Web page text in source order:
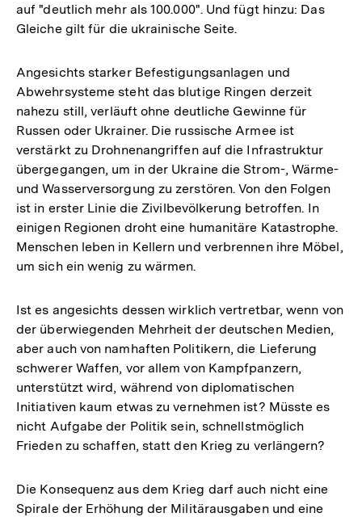
auf "deutlich mehr als 100.000". Und fügt hinzu: Das
Gleiche gilt für die ukrainische Seite.
Angesichts starker Befestigungsanlagen und
Abwehrsysteme steht das blutige Ringen derzeit
nahezu still, verläuft ohne deutliche Gewinne für
Russen oder Ukrainer. Die russische Armee ist
verstärkt zu Drohnenangriffen auf die Infrastruktur
übergegangen, um in der Ukraine die Strom-, Wärme-
und Wasserversorgung zu zerstören. Von den Folgen
ist in erster Linie die Zivilbevölkerung betroffen. In
einigen Regionen droht eine humanitäre Katastrophe.
Menschen leben in Kellern und verbrennen ihre Möbel,
um sich ein wenig zu wärmen.
Ist es angesichts dessen wirklich vertretbar, wenn von
der überwiegenden Mehrheit der deutschen Medien,
aber auch von namhaften Politikern, die Lieferung
schwerer Waffen, vor allem von Kampfpanzern,
unterstützt wird, während von diplomatischen
Initiativen kaum etwas zu vernehmen ist? Müsste es
nicht Aufgabe der Politik sein, schnellstmöglich
Frieden zu schaffen, statt den Krieg zu verlängern?
Die Konsequenz aus dem Krieg darf auch nicht eine
Spirale der Erhöhung der Militärausgaben und eine